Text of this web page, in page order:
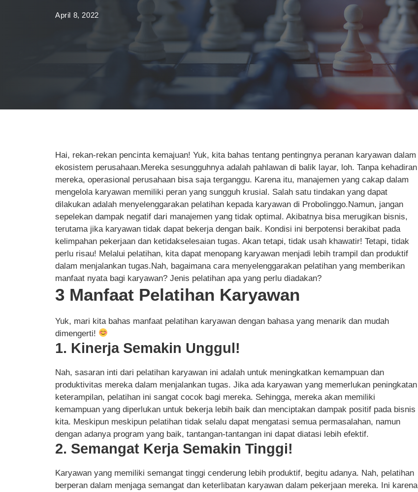
April 8, 2022
Hai, rekan-rekan pencinta kemajuan! Yuk, kita bahas tentang pentingnya peranan karyawan dalam
ekosistem perusahaan.Mereka sesungguhnya adalah pahlawan di balik layar, loh. Tanpa kehadiran
mereka, operasional perusahaan bisa saja terganggu. Karena itu, manajemen yang cakap dalam
mengelola karyawan memiliki peran yang sungguh krusial. Salah satu tindakan yang dapat
dilakukan adalah menyelenggarakan pelatihan kepada karyawan di Probolinggo.Namun, jangan
sepelekan dampak negatif dari manajemen yang tidak optimal. Akibatnya bisa merugikan bisnis,
terutama jika karyawan tidak dapat bekerja dengan baik. Kondisi ini berpotensi berakibat pada
kelimpahan pekerjaan dan ketidakselesaian tugas. Akan tetapi, tidak usah khawatir! Tetapi, tidak
perlu risau! Melalui pelatihan, kita dapat menopang karyawan menjadi lebih trampil dan produktif
dalam menjalankan tugas.Nah, bagaimana cara menyelenggarakan pelatihan yang memberikan
manfaat nyata bagi karyawan? Jenis pelatihan apa yang perlu diadakan?
3 Manfaat Pelatihan Karyawan
Yuk, mari kita bahas manfaat pelatihan karyawan dengan bahasa yang menarik dan mudah
dimengerti!
1. Kinerja Semakin Unggul!
Nah, sasaran inti dari pelatihan karyawan ini adalah untuk meningkatkan kemampuan dan
produktivitas mereka dalam menjalankan tugas. Jika ada karyawan yang memerlukan peningkatan
keterampilan, pelatihan ini sangat cocok bagi mereka. Sehingga, mereka akan memiliki
kemampuan yang diperlukan untuk bekerja lebih baik dan menciptakan dampak positif pada bisnis
kita. Meskipun meskipun pelatihan tidak selalu dapat mengatasi semua permasalahan, namun
dengan adanya program yang baik, tantangan-tantangan ini dapat diatasi lebih efektif.
2. Semangat Kerja Semakin Tinggi!
Karyawan yang memiliki semangat tinggi cenderung lebih produktif, begitu adanya. Nah, pelatihan
berperan dalam menjaga semangat dan keterlibatan karyawan dalam pekerjaan mereka. Ini karena